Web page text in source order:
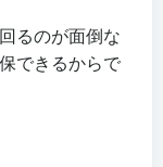
るのが面倒な
できるからで